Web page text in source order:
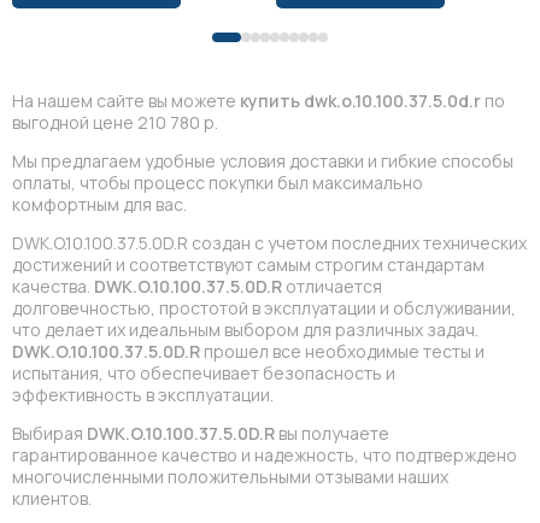
На нашем сайте вы можете купить dwk.o.10.100.37.5.0d.r по
выгодной цене 210 780 р.
Мы предлагаем удобные условия доставки и гибкие способы
оплаты, чтобы процесс покупки был максимально
комфортным для вас.
DWK.O.10.100.37.5.0D.R создан с учетом последних технических
достижений и соответствуют самым строгим стандартам
качества. DWK.O.10.100.37.5.0D.R отличается
долговечностью, простотой в эксплуатации и обслуживании,
что делает их идеальным выбором для различных задач.
DWK.O.10.100.37.5.0D.R прошел все необходимые тесты и
испытания, что обеспечивает безопасность и
эффективность в эксплуатации.
Выбирая DWK.O.10.100.37.5.0D.R вы получаете
гарантированное качество и надежность, что подтверждено
многочисленными положительными отзывами наших
клиентов.